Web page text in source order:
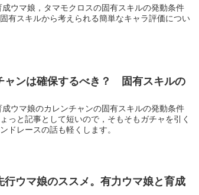
ウマ娘，タマモクロスの固有スキルの発動条件
有スキルから考えられる簡単なキャラ評価につい
ャンは確保するべき？ 固有スキルの
ウマ娘のカレンチャンの固有スキルの発動条件
っと記事として短いので，そもそもガチャを引く
ドレースの話も軽くします。
行ウマ娘のススメ。有力ウマ娘と育成